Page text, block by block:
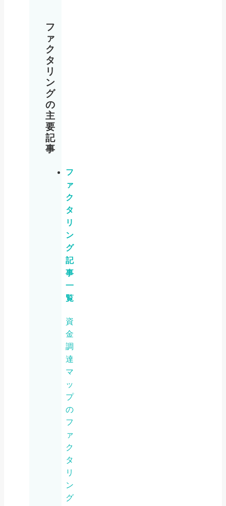
フ
ァ
ク
タ
リ
ン
グ
の
主
要
記
事
フ
ァ
ク
タ
リ
ン
グ
記
事
一
覧
資
金
調
達
マ
ッ
プ
の
フ
ァ
ク
タ
リ
ン
グ